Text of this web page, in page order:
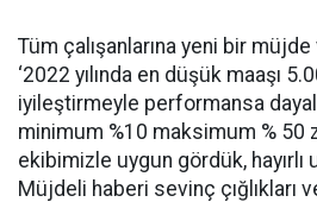
Tüm çalışanlarına yeni bir
‘2022 yılında en düşük maaşı
iyileştirmeyle performansa
minimum %10 maksimum % 50
ekibimizle uygun gördük, hayırlı
Müjdeli haberi sevinç çığlıkları